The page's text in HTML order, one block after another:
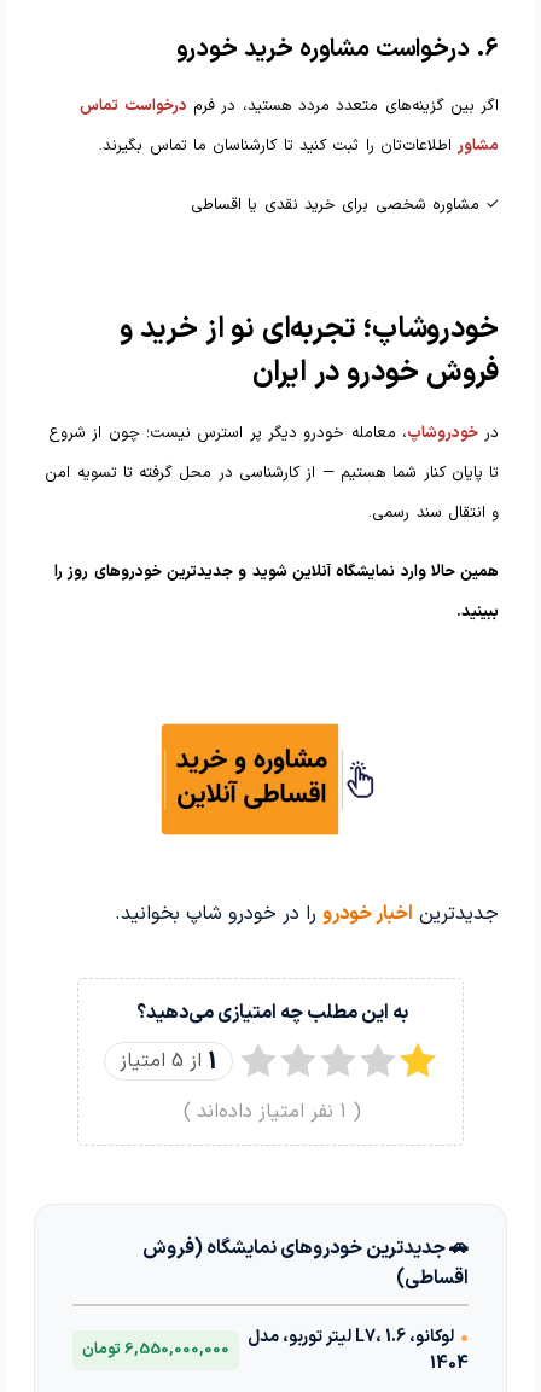
۶. درخواست مشاوره خرید خودرو
اگر بین گزینه‌های متعدد مردد هستید، در فرم درخواست تماس
مشاوراطلاعات‌تان را ثبت کنید تا کارشناسان ما تماس بگیرند.
✓ مشاوره شخصی برای خرید نقدی یا اقساطی
خودروشاپ؛ تجربه‌ای نو از خرید و
فروش خودرو در ایران
درخودروشاپ، معامله خودرو دیگر پر استرس نیست؛ چون از شروع
تا پایان کنار شما هستیم — از کارشناسی در محل گرفته تا تسویه امن
و انتقال سند رسمی.
همین حالا وارد نمایشگاه آنلاین شوید و جدیدترین خودروهای روز را
ببینید.
جدیدترین اخبار خودرو را در خودرو شاپ بخوانید.
به این مطلب چه امتیازی می‌دهید؟
1 از 5 امتیاز
(
1 نفر امتیاز داده‌اند )
🚗 جدیدترین خودروهای نمایشگاه (فروش
اقساطی)
•
لوکانو، L7، 1.6 لیتر توربو، مدل
1404
6,550,000,000 تومان